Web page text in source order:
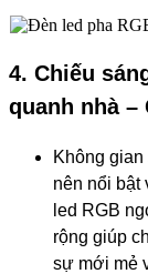
4. Chiếu
quanh nhà
Không
nên nổi bật
led RGB
rộng giúp
sự mới mẻ